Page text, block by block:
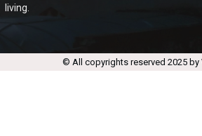
living.
© All copyrights reserved 2025 by